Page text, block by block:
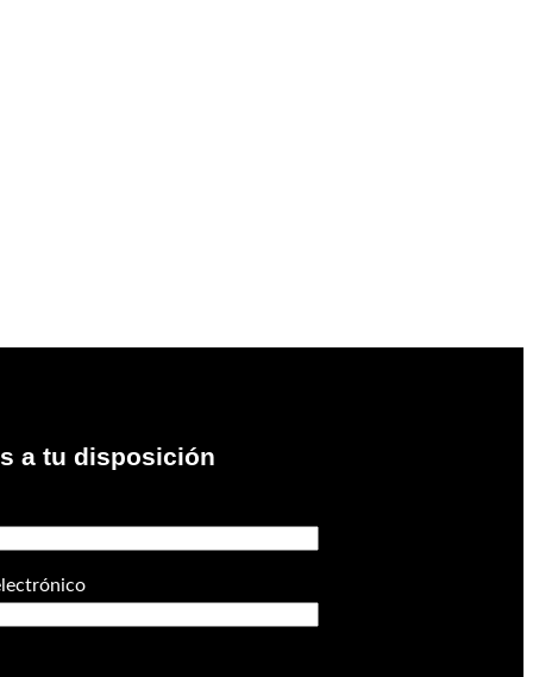
a tu disposición